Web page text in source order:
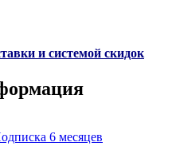
и системой скидок
6 месяцев